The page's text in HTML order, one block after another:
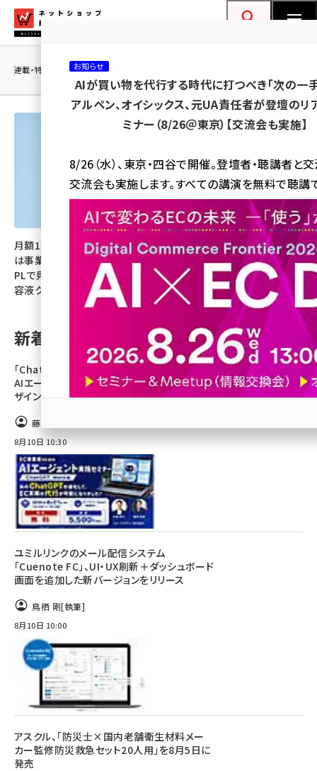
ン
ネットショップ担当者フォーラム
amazon (2260)
yahoo (1910)
楽天 (1878)
ecbeing (1213)
アスクル (1126)
base (1085)
連載・特集 | 海外
月額1万円の美容機器サブスク
は事業として回るのか？ 事業
PLで見る本体利用料と専用美
容液クロスセルのリアル
「世界で最もAIを使うプラット
フォームへ」。三木谷社長が語る
楽天の「最強AIエコシステム」と
「AI店長」がもたらすECの未来
新着記事
「ChatGPT Work」を活用した、EC事業者の
AIエージェント実践方法が学べる【コマースデ
ザイン主催オンラインセミナー8/27開催】
藤田遥
8月10日 10:30
ユミルリンクのメール配信システム
「Cuenote FC」、UI・UX刷新＋ダッシュボード
画面を追加した新バージョンをリリース
鳥栖 剛[執筆]
8月10日 10:00
アスクル、「防災士×国内老舗衛生材料メー
カー監修防災救急セット20人用」を8月5日に
発売
お知らせ
AIが買い物を代行する時代に打つべき「次の一手
アルペン、オイシックス、元UA責任者が登壇のリ
ミナー（8/26＠東京）【交流会も実施】
8/26（水）、東京・四谷で開催。登壇者・聴講者と
交流会も実施します。すべての講演を無料で聴講
参加登録はこちら↑